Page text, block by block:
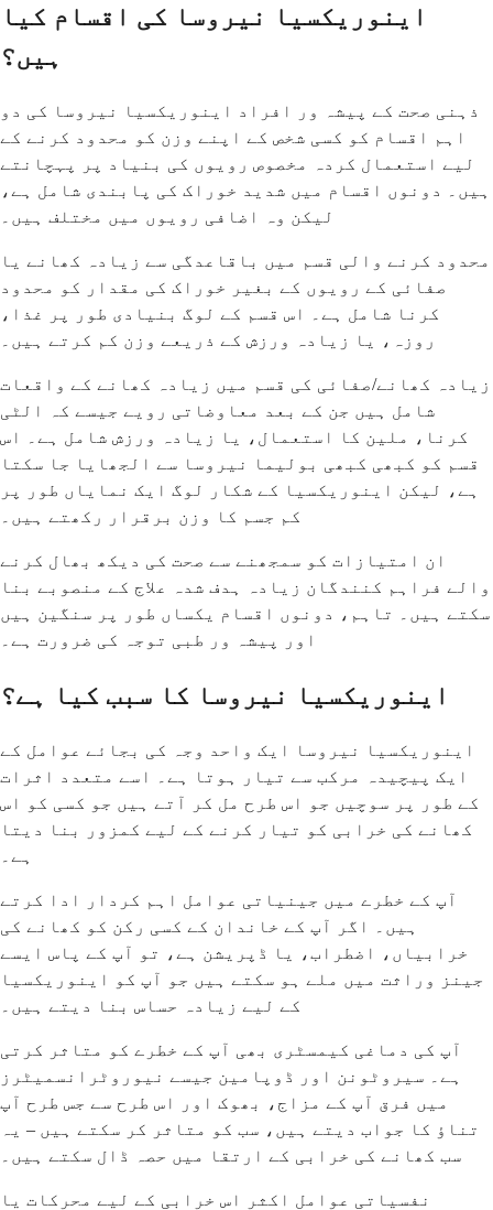
اینوریکسیا نیروسا کی اقسام کیا
ہیں؟
ذہنی صحت کے پیشہ ور افراد اینوریکسیا نیروسا کی دو
اہم اقسام کو کسی شخص کے اپنے وزن کو محدود کرنے کے
لیے استعمال کردہ مخصوص رویوں کی بنیاد پر پہچانتے
ہیں۔ دونوں اقسام میں شدید خوراک کی پابندی شامل ہے،
لیکن وہ اضافی رویوں میں مختلف ہیں۔
محدود کرنے والی قسم میں باقاعدگی سے زیادہ کھانے یا
صفائی کے رویوں کے بغیر خوراک کی مقدار کو محدود
کرنا شامل ہے۔ اس قسم کے لوگ بنیادی طور پر غذا،
روزہ، یا زیادہ ورزش کے ذریعے وزن کم کرتے ہیں۔
زیادہ کھانے/صفائی کی قسم میں زیادہ کھانے کے واقعات
شامل ہیں جن کے بعد معاوضاتی رویے جیسے کہ الٹی
کرنا، ملین کا استعمال، یا زیادہ ورزش شامل ہے۔ اس
قسم کو کبھی کبھی بولیما نیروسا سے الجھایا جا سکتا
ہے، لیکن اینوریکسیا کے شکار لوگ ایک نمایاں طور پر
کم جسم کا وزن برقرار رکھتے ہیں۔
ان امتیازات کو سمجھنے سے صحت کی دیکھ بھال کرنے
والے فراہم کنندگان زیادہ ہدف شدہ علاج کے منصوبے بنا
سکتے ہیں۔ تاہم، دونوں اقسام یکساں طور پر سنگین ہیں
اور پیشہ ور طبی توجہ کی ضرورت ہے۔
اینوریکسیا نیروسا کا سبب کیا ہے؟
اینوریکسیا نیروسا ایک واحد وجہ کی بجائے عوامل کے
ایک پیچیدہ مرکب سے تیار ہوتا ہے۔ اسے متعدد اثرات
کے طور پر سوچیں جو اس طرح مل کر آتے ہیں جو کسی کو اس
کھانے کی خرابی کو تیار کرنے کے لیے کمزور بنا دیتا
ہے۔
آپ کے خطرے میں جینیاتی عوامل اہم کردار ادا کرتے
ہیں۔ اگر آپ کے خاندان کے کسی رکن کو کھانے کی
خرابیاں، اضطراب، یا ڈپریشن ہے، تو آپ کے پاس ایسے
جینز وراثت میں ملے ہو سکتے ہیں جو آپ کو اینوریکسیا
کے لیے زیادہ حساس بنا دیتے ہیں۔
آپ کی دماغی کیمسٹری بھی آپ کے خطرے کو متاثر کرتی
ہے۔ سیروٹونن اور ڈوپامین جیسے نیوروٹرانسمیٹرز
میں فرق آپ کے مزاج، بھوک اور اس طرح سے جس طرح آپ
تناؤ کا جواب دیتے ہیں، سب کو متاثر کر سکتے ہیں – یہ
سب کھانے کی خرابی کے ارتقا میں حصہ ڈال سکتے ہیں۔
نفسیاتی عوامل اکثر اس خرابی کے لیے محرکات یا